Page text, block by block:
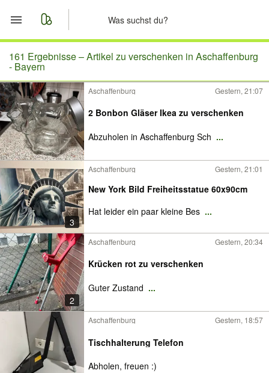
Start
Merkliste
Nachrichten
Anzeige aufgeben
161 Ergebnisse –Artikel zu verschenken in Aschaffenburg
- Bayern
Aschaffenburg Gestern, 21:07
2 Bonbon Gläser Ikea zu verschenken
Abzuholen in Aschaffenburg Sch ...
3
Aschaffenburg Gestern, 21:01
New York Bild Freiheitsstatue 60x90cm
Hat leider ein paar kleine Bes ...
2
Aschaffenburg Gestern, 20:34
Krücken rot zu verschenken
Guter Zustand ...
Aschaffenburg Gestern, 18:57
Tischhalterung Telefon
Abholen, freuen :)